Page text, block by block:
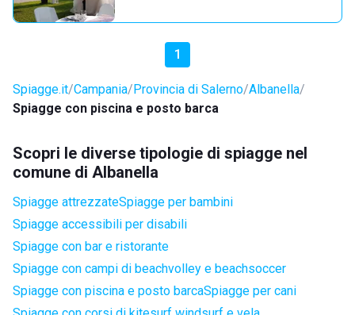
1
Spiagge.it Campania Provincia di Salerno Albanella
Spiagge con piscina e posto barca
Scopri le diverse tipologie di spiagge nel
comune di Albanella
Spiagge attrezzateSpiagge per bambini
Spiagge accessibili per disabili
Spiagge con bar e ristorante
Spiagge con campi di beachvolley e beachsoccer
Spiagge con piscina e posto barcaSpiagge per cani